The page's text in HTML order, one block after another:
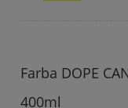
Farba DOPE
400ml